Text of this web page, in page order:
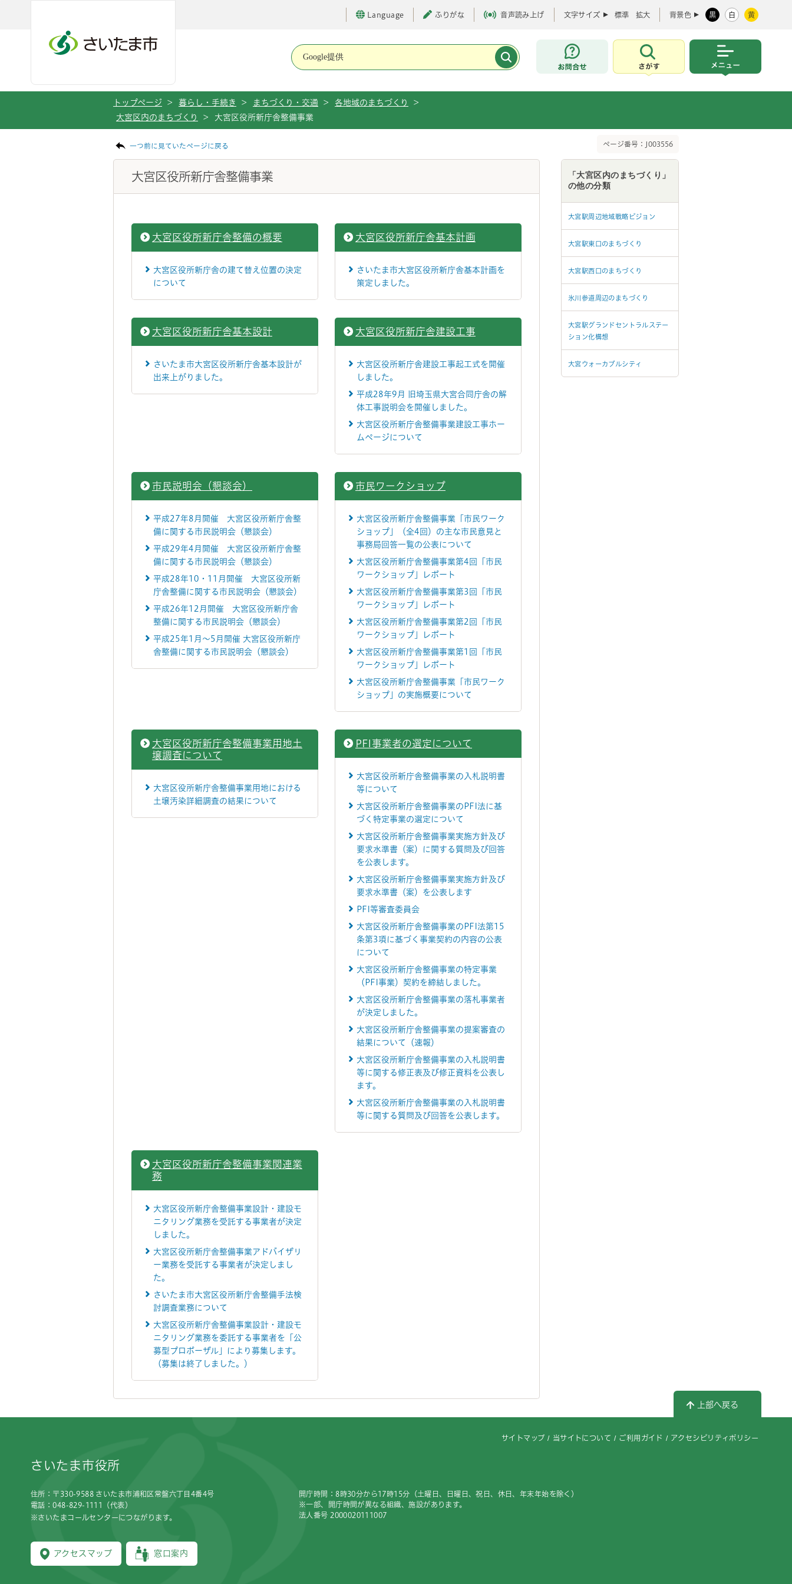
Language ふりがな 音声読み上げ 文字サイズ 標準 拡大 背景色 黒 白 黄
お問合せ
さがす
トップページ > 暮らし・手続き > まちづくり・交通 > 各地域のまちづくり
>
大宮区内のまちづくり
> 大宮区役所新庁舎整備事業
一つ前に見ていたページに戻る ページ番号：J003556
大宮区役所新庁舎整備事業
大宮区役所新庁舎整備の概要
大宮区役所新庁舎の建て替え位置の決定
について
大宮区役所新庁舎基本計画
さいたま市大宮区役所新庁舎基本計画を
策定しました。
大宮区役所新庁舎基本設計
さいたま市大宮区役所新庁舎基本設計が
出来上がりました。
大宮区役所新庁舎建設工事
大宮区役所新庁舎建設工事起工式を開催
しました。
平成28年9月 旧埼玉県大宮合同庁舎の解
体工事説明会を開催しました。
大宮区役所新庁舎整備事業建設工事ホー
ムページについて
市民説明会（懇談会）
平成27年8月開催 大宮区役所新庁舎整
備に関する市民説明会（懇談会）
平成29年4月開催 大宮区役所新庁舎整
備に関する市民説明会（懇談会）
平成28年10・11月開催 大宮区役所新
庁舎整備に関する市民説明会（懇談会）
平成26年12月開催 大宮区役所新庁舎
整備に関する市民説明会（懇談会）
平成25年1月～5月開催 大宮区役所新庁
舎整備に関する市民説明会（懇談会）
市民ワークショップ
大宮区役所新庁舎整備事業「市民ワーク
ショップ」（全4回）の主な市民意見と
事務局回答一覧の公表について
大宮区役所新庁舎整備事業第4回「市民
ワークショップ」レポート
大宮区役所新庁舎整備事業第3回「市民
ワークショップ」レポート
大宮区役所新庁舎整備事業第2回「市民
ワークショップ」レポート
大宮区役所新庁舎整備事業第1回「市民
ワークショップ」レポート
大宮区役所新庁舎整備事業「市民ワーク
ショップ」の実施概要について
大宮区役所新庁舎整備事業用地土
壌調査について
大宮区役所新庁舎整備事業用地における
土壌汚染詳細調査の結果について
PFI事業者の選定について
大宮区役所新庁舎整備事業の入札説明書
等について
大宮区役所新庁舎整備事業のPFI法に基
づく特定事業の選定について
大宮区役所新庁舎整備事業実施方針及び
要求水準書（案）に関する質問及び回答
を公表します。
大宮区役所新庁舎整備事業実施方針及び
要求水準書（案）を公表します
PFI等審査委員会
大宮区役所新庁舎整備事業のPFI法第15
条第3項に基づく事業契約の内容の公表
について
大宮区役所新庁舎整備事業の特定事業
（PFI事業）契約を締結しました。
大宮区役所新庁舎整備事業の落札事業者
が決定しました。
大宮区役所新庁舎整備事業の提案審査の
結果について（速報）
大宮区役所新庁舎整備事業の入札説明書
等に関する修正表及び修正資料を公表し
ます。
大宮区役所新庁舎整備事業の入札説明書
等に関する質問及び回答を公表します。
大宮区役所新庁舎整備事業関連業
務
大宮区役所新庁舎整備事業設計・建設モ
ニタリング業務を受託する事業者が決定
しました。
大宮区役所新庁舎整備事業アドバイザリ
ー業務を受託する事業者が決定しまし
た。
さいたま市大宮区役所新庁舎整備手法検
討調査業務について
大宮区役所新庁舎整備事業設計・建設モ
ニタリング業務を委託する事業者を「公
募型プロポーザル」により募集します。
（募集は終了しました。）
「大宮区内のまちづくり」
の他の分類
大宮駅周辺地域戦略ビジョン
大宮駅東口のまちづくり
大宮駅西口のまちづくり
氷川参道周辺のまちづくり
大宮駅グランドセントラルステー
ション化構想
大宮ウォーカブルシティ
上部へ戻る
サイトマップ 当サイトについて ご利用ガイド アクセシビリティポリシー
さいたま市役所
住所：〒330-9588 さいたま市浦和区常盤六丁目4番4号
電話：048-829-1111（代表）
※さいたまコールセンターにつながります。
アクセスマップ 窓口案内
開庁時間：8時30分から17時15分（土曜日、日曜日、祝日、休日、年末年始を除く）
※一部、開庁時間が異なる組織、施設があります。
法人番号 2000020111007